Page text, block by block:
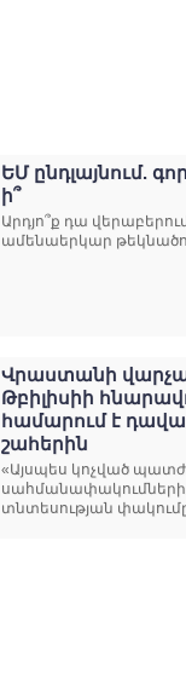
ԵՄ ընդլայնում.
ի՞
Արդյո՞ք դա
ամենաերկար
Վրաստանի
Թբիլիսիի
համարում է
շահերին
«Այսպես կոչված
տնտեսության փակումը